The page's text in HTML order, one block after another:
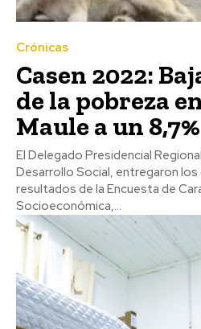
Crónicas
Casen 2022:
de la pobreza
Maule a un 8,7%
El Delegado Presidencial
Desarrollo Social, entregaron
resultados de la Encuesta de
Socioeconómica,...